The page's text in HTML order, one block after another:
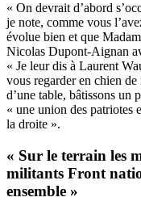
« On devrait d’abord
je note, comme vous
évolue bien et que
Nicolas Dupont-Aignan
« Je leur dis à Laurent
vous regarder en chien
d’une table, bâtissons un
« une union des patriotes
la droite ».
« Sur le terrain les
militants Front
ensemble »